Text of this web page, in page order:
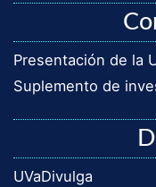
Presentación de la
Suplemento de
UVaDivulga